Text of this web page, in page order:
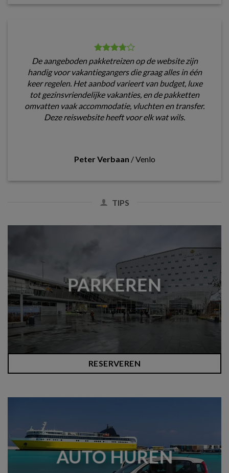
De aangeboden pakketreizen op de website zijn
handig voor vakantiegangers die graag alles in één
keer regelen. Het aanbod varieert van budget, luxe
tot gezinsvriendelijke vakanties, en de pakketten
omvatten vaak accommodatie, vluchten en transfer.
Deze reiswebsite heeft voor elk wat wils.
Peter Verbaan /Venlo
TIPS
PARKEREN
RESERVEREN
AUTO HUREN